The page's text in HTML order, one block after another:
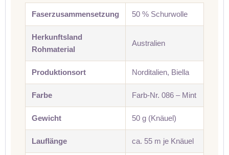
Faserzusammensetzung 50 % Schurwolle
Herkunftsland
Rohmaterial
Australien
Produktionsort Norditalien, Biella
Farbe Farb-Nr. 086 – Mint
Gewicht 50 g (Knäuel)
Lauflänge ca. 55 m je Knäuel